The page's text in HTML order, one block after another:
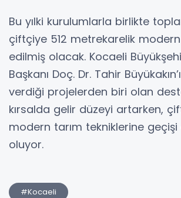
Bu yılki kurulumlarla birlikte
çiftçiye 512 metrekarelik
edilmiş olacak. Kocaeli
Başkanı Doç. Dr. Tahir
verdiği projelerden biri olan
kırsalda gelir düzeyi artarken,
modern tarım tekniklerine geçişi
oluyor.
#Kocaeli